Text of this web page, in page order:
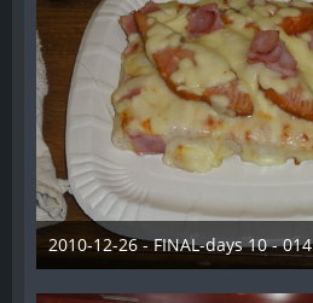
2010-12-26 - FINAL-days 10 - 014
28. Dezember 2012